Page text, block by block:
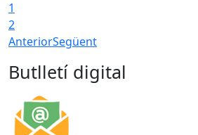
1
2
AnteriorSegüent
Butlletí digital